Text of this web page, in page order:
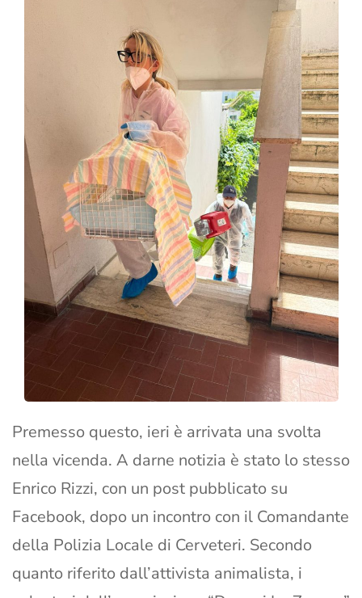
Premesso questo, ieri è arrivata una svolta
nella vicenda. A darne notizia è stato lo stesso
Enrico Rizzi, con un post pubblicato su
Facebook, dopo un incontro con il Comandante
della Polizia Locale di Cerveteri. Secondo
quanto riferito dall’attivista animalista, i